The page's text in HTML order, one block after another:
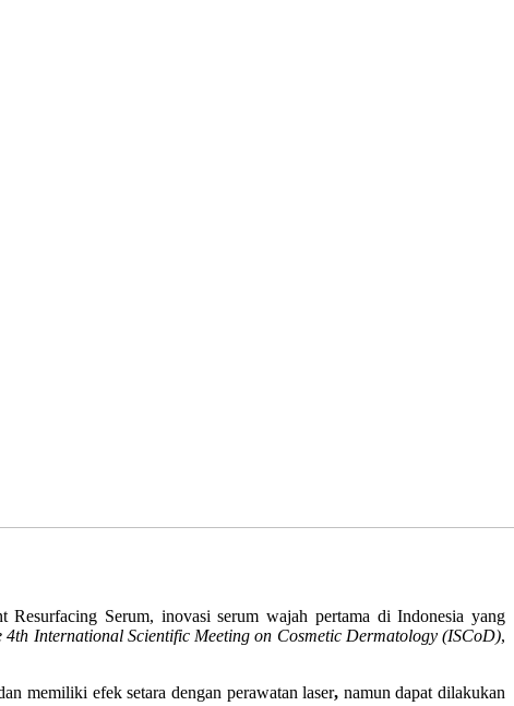
Serum, inovasi serum wajah pertama di Indonesia yang
4th International Scientific Meeting on Cosmetic Dermatology (ISCoD),
memiliki efek setara dengan perawatan laser, namun dapat dilakukan